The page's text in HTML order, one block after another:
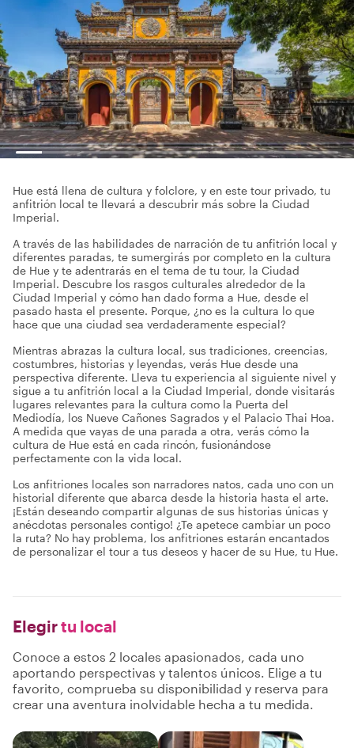
Hue está llena de cultura y folclore, y en este tour privado, tu
anfitrión local te llevará a descubrir más sobre la Ciudad
Imperial.
A través de las habilidades de narración de tu anfitrión local y
diferentes paradas, te sumergirás por completo en la cultura
de Hue y te adentrarás en el tema de tu tour, la Ciudad
Imperial. Descubre los rasgos culturales alrededor de la
Ciudad Imperial y cómo han dado forma a Hue, desde el
pasado hasta el presente. Porque, ¿no es la cultura lo que
hace que una ciudad sea verdaderamente especial?
Mientras abrazas la cultura local, sus tradiciones, creencias,
costumbres, historias y leyendas, verás Hue desde una
perspectiva diferente. Lleva tu experiencia al siguiente nivel y
sigue a tu anfitrión local a la Ciudad Imperial, donde visitarás
lugares relevantes para la cultura como la Puerta del
Mediodía, los Nueve Cañones Sagrados y el Palacio Thai Hoa.
A medida que vayas de una parada a otra, verás cómo la
cultura de Hue está en cada rincón, fusionándose
perfectamente con la vida local.
Los anfitriones locales son narradores natos, cada uno con un
historial diferente que abarca desde la historia hasta el arte.
¡Están deseando compartir algunas de sus historias únicas y
anécdotas personales contigo! ¿Te apetece cambiar un poco
la ruta? No hay problema, los anfitriones estarán encantados
de personalizar el tour a tus deseos y hacer de su Hue, tu Hue.
Elegirtu local
Conoce a estos 2 locales apasionados, cada uno
aportando perspectivas y talentos únicos. Elige a tu
favorito, comprueba su disponibilidad y reserva para
crear una aventura inolvidable hecha a tu medida.